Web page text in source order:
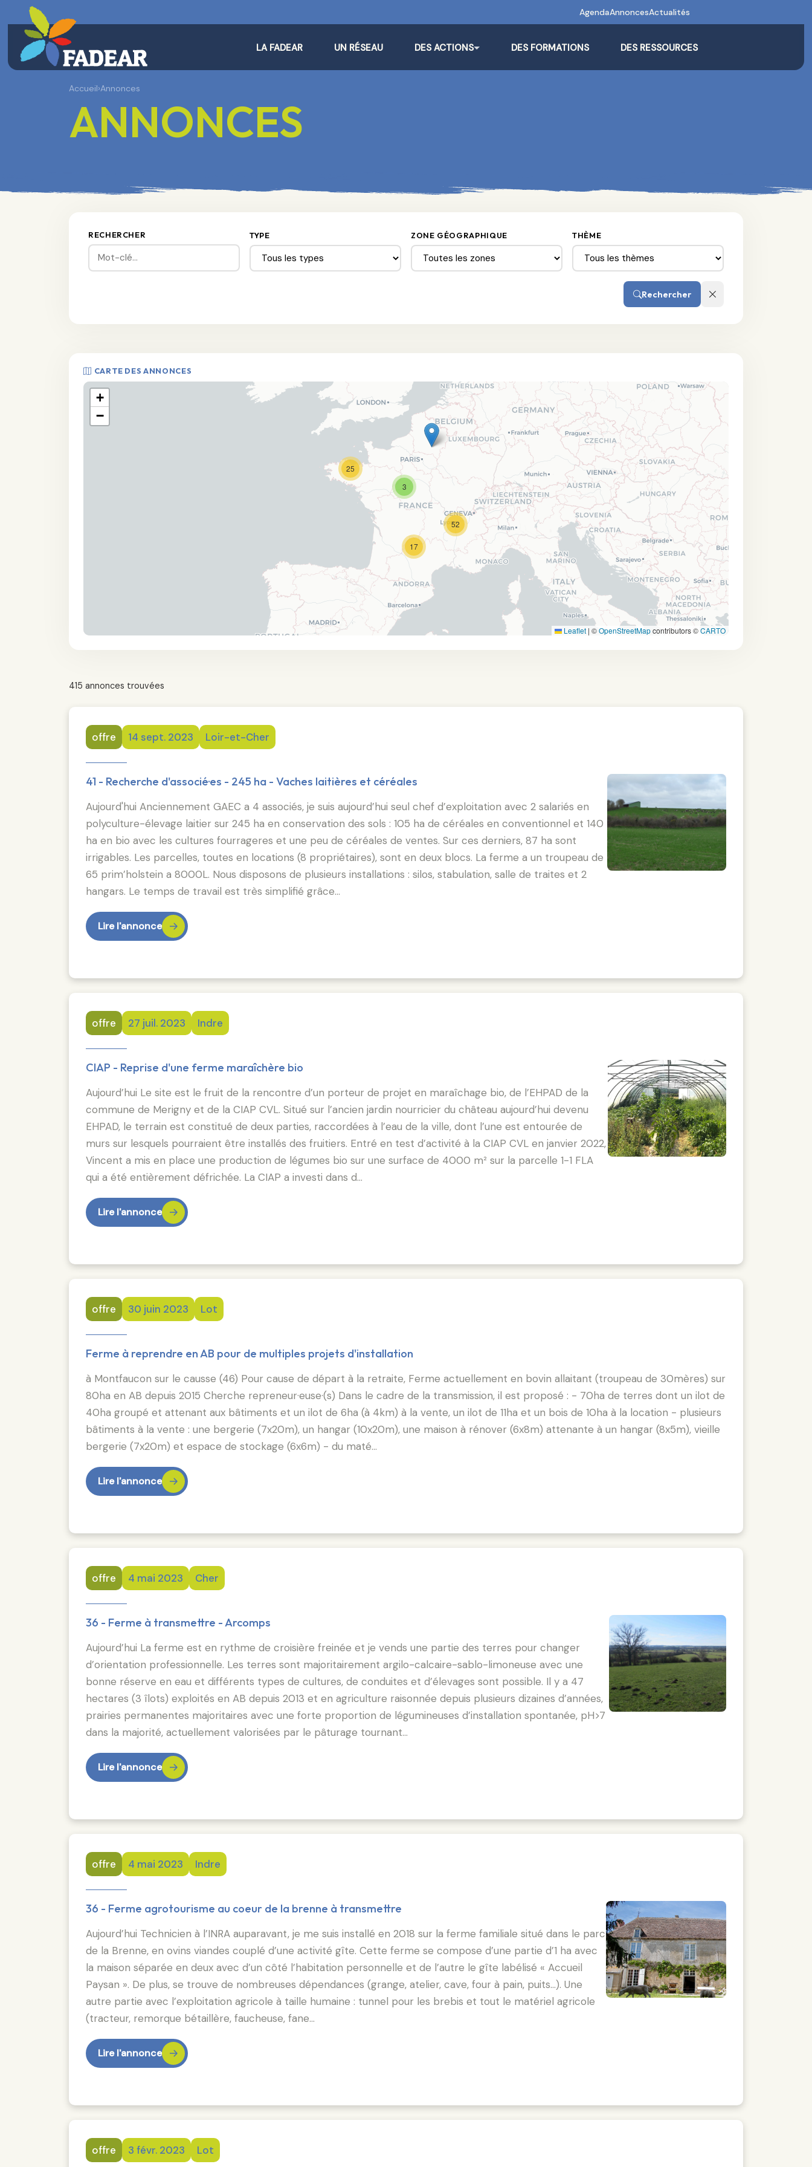
AgendaAnnoncesActualités
LA FADEAR UN RÉSEAU DES ACTIONS DES FORMATIONS DES RESSOURCES
Accueil›Annonces
ANNONCES
RECHERCHER TYPE ZONE GÉOGRAPHIQUE THÈME
Rechercher
CARTE DES ANNONCES
3
25
17
52
+
−
Leaflet | ©OpenStreetMapcontributors ©CARTO
415 annonces trouvées
offre 14 sept. 2023 Loir-et-Cher
41 - Recherche d'associé·es - 245 ha - Vaches laitières et céréales
Aujourd'hui Anciennement GAEC a 4 associés, je suis aujourd’hui seul chef d’exploitation avec 2 salariés en
polyculture-élevage laitier sur 245 ha en conservation des sols : 105 ha de céréales en conventionnel et 140
ha en bio avec les cultures fourrageres et une peu de céréales de ventes. Sur ces derniers, 87 ha sont
irrigables. Les parcelles, toutes en locations (8 propriétaires), sont en deux blocs. La ferme a un troupeau de
65 prim’holstein a 8000L. Nous disposons de plusieurs installations : silos, stabulation, salle de traites et 2
hangars. Le temps de travail est très simplifié grâce…
Lire l'annonce
offre 27 juil. 2023 Indre
CIAP - Reprise d'une ferme maraîchère bio
Aujourd’hui Le site est le fruit de la rencontre d’un porteur de projet en maraîchage bio, de l’EHPAD de la
commune de Merigny et de la CIAP CVL. Situé sur l’ancien jardin nourricier du château aujourd’hui devenu
EHPAD, le terrain est constitué de deux parties, raccordées à l’eau de la ville, dont l’une est entourée de
murs sur lesquels pourraient être installés des fruitiers. Entré en test d’activité à la CIAP CVL en janvier 2022,
Vincent a mis en place une production de légumes bio sur une surface de 4000 m² sur la parcelle 1-1 FLA
qui a été entièrement défrichée. La CIAP a investi dans d…
Lire l'annonce
offre 30 juin 2023 Lot
Ferme à reprendre en AB pour de multiples projets d'installation
à Montfaucon sur le causse (46) Pour cause de départ à la retraite, Ferme actuellement en bovin allaitant (troupeau de 30mères) sur
80ha en AB depuis 2015 Cherche repreneur·euse·(s) Dans le cadre de la transmission, il est proposé : - 70ha de terres dont un ilot de
40ha groupé et attenant aux bâtiments et un ilot de 6ha (à 4km) à la vente, un ilot de 11ha et un bois de 10ha à la location - plusieurs
bâtiments à la vente : une bergerie (7x20m), un hangar (10x20m), une maison à rénover (6x8m) attenante à un hangar (8x5m), vieille
bergerie (7x20m) et espace de stockage (6x6m) - du maté…
Lire l'annonce
offre 4 mai 2023 Cher
36 - Ferme à transmettre - Arcomps
Aujourd’hui La ferme est en rythme de croisière freinée et je vends une partie des terres pour changer
d’orientation professionnelle. Les terres sont majoritairement argilo-calcaire-sablo-limoneuse avec une
bonne réserve en eau et différents types de cultures, de conduites et d’élevages sont possible. Il y a 47
hectares (3 îlots) exploités en AB depuis 2013 et en agriculture raisonnée depuis plusieurs dizaines d’années,
prairies permanentes majoritaires avec une forte proportion de légumineuses d’installation spontanée, pH>7
dans la majorité, actuellement valorisées par le pâturage tournant…
Lire l'annonce
offre 4 mai 2023 Indre
36 - Ferme agrotourisme au coeur de la brenne à transmettre
Aujourd’hui Technicien à l’INRA auparavant, je me suis installé en 2018 sur la ferme familiale situé dans le parc
de la Brenne, en ovins viandes couplé d’une activité gîte. Cette ferme se compose d’une partie d’1 ha avec
la maison séparée en deux avec d’un côté l’habitation personnelle et de l’autre le gîte labélisé « Accueil
Paysan ». De plus, se trouve de nombreuses dépendances (grange, atelier, cave, four à pain, puits...). Une
autre partie avec l’exploitation agricole à taille humaine : tunnel pour les brebis et tout le matériel agricole
(tracteur, remorque bétaillère, faucheuse, fane…
Lire l'annonce
offre 3 févr. 2023 Lot